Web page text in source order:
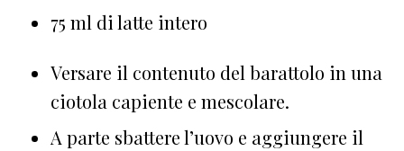
75 ml di latte intero
Versare il contenuto del barattolo in una
ciotola capiente e mescolare.
A parte sbattere l’uovo e aggiungere il